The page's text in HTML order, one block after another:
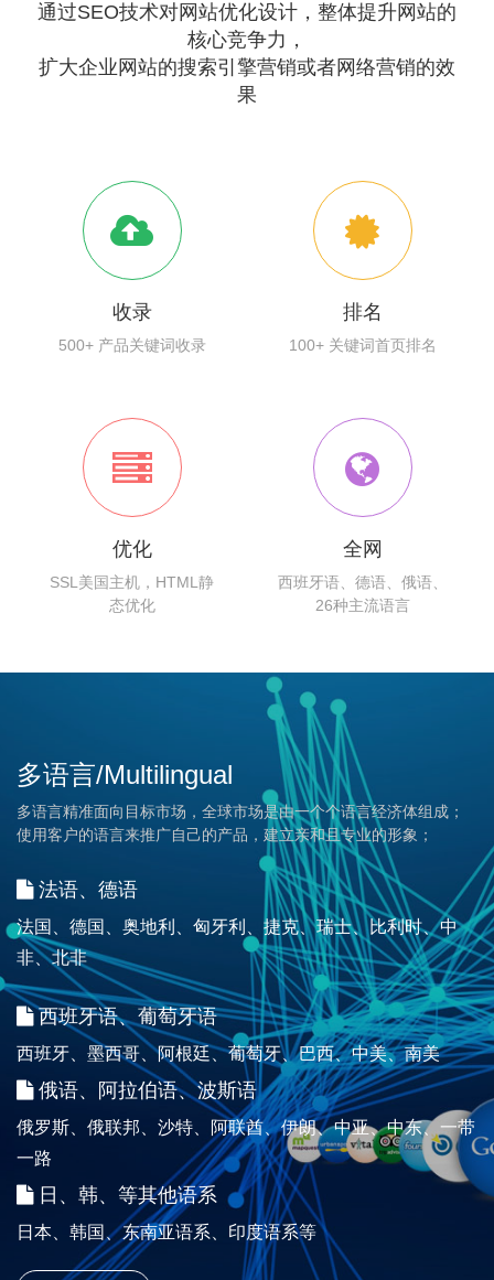
通过SEO技术对网站优化设计，整体提升网站的
核心竞争力，
扩大企业网站的搜索引擎营销或者网络营销的效
果
收录
500+ 产品关键词收录
排名
100+ 关键词首页排名
优化
SSL美国主机，HTML静
态优化
全网
西班牙语、德语、俄语、
26种主流语言
多语言/Multilingual
多语言精准面向目标市场，全球市场是由一个个语言经济体组成；
使用客户的语言来推广自己的产品，建立亲和且专业的形象；
法语、德语
法国、德国、奥地利、匈牙利、捷克、瑞士、比利时、中
非、北非
西班牙语、葡萄牙语
西班牙、墨西哥、阿根廷、葡萄牙、巴西、中美、南美
俄语、阿拉伯语、波斯语
俄罗斯、俄联邦、沙特、阿联酋、伊朗、中亚、中东、一带
一路
日、韩、等其他语系
日本、韩国、东南亚语系、印度语系等